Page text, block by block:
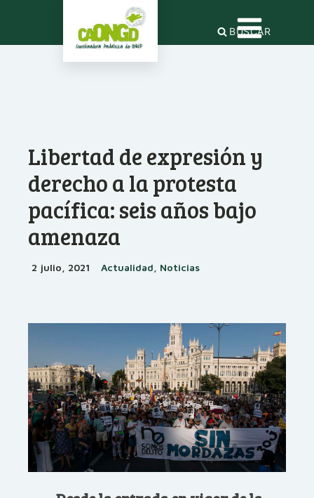
BUSCAR
Libertad de expresión y
derecho a la protesta
pacífica: seis años bajo
amenaza
2 julio, 2021 Actualidad, Noticias